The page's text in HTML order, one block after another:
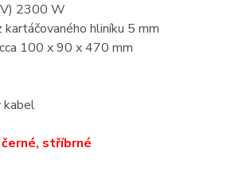
2300 W
kartáčovaného hliníku 5 mm
100 x 90 x 470 mm
kabel
stříbrné